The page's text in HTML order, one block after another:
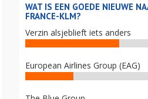
WAT IS EEN GOEDE NIEUWE
FRANCE-KLM?
Verzin alsjeblieft iets anders
European Airlines Group (EAG)